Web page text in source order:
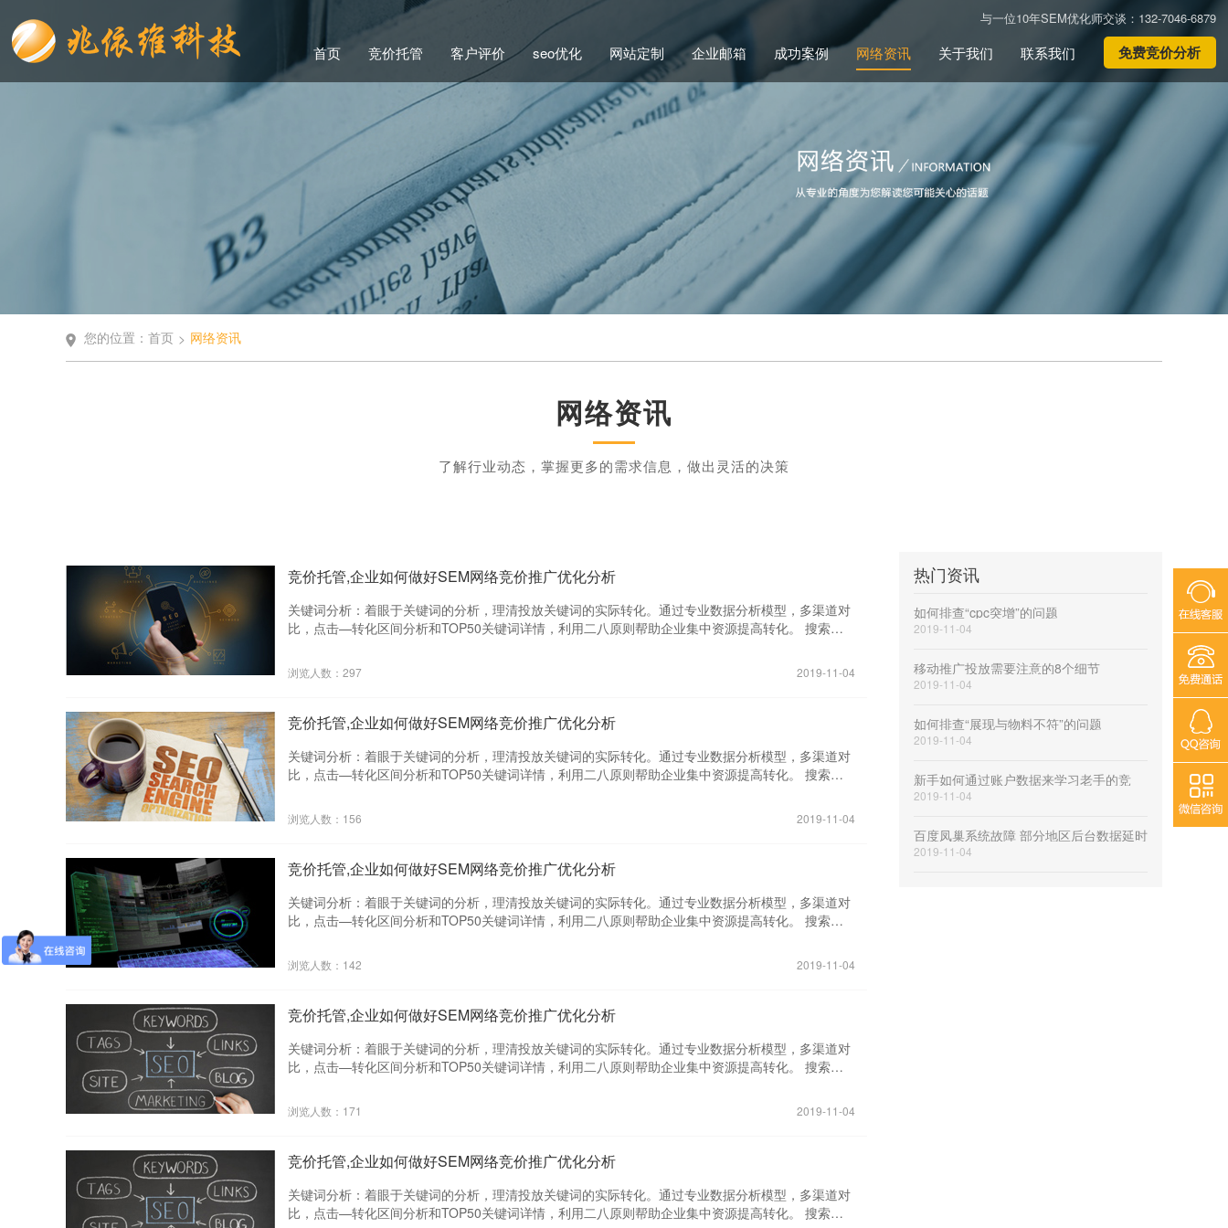
与一位10年SEM优化师交谈：132-7046-6879
首页 竞价托管 客户评价 seo优化 网站定制 企业邮箱 成功案例 网络资讯 关于我们 联系我们 免费竞价分析
您的位置： 首页 > 网络资讯
网络资讯
了解行业动态，掌握更多的需求信息，做出灵活的决策
竞价托管,企业如何做好SEM网络竞价推广优化分析
关键词分析：着眼于关键词的分析，理清投放关键词的实际转化。通过专业数据分析模型，多渠道对
比，点击—转化区间分析和TOP50关键词详情，利用二八原则帮助企业集中资源提高转化。 搜索词
和TOP50搜索词详情，帮助企业更快更优的更新关键词词库，从而提高转化。 创意分析：对企业投
放账户的创意转化数据进行分析，通过专业数据分析模型，多渠道对比和创意转化详情，帮助企业关
帮助企业跳出只关注SEM本身转化的怪圈，打通营销和销售两条数据路径，帮助企业真正理清能带来
落地页带来的所有数据，打通展现、点击、咨询、资源、线索和商机整个路径，从而更深刻的了解每
个落地页的调整方向。 咨询分析：通过一个连接点进行多个渠道的IM咨询数据整合，帮助企业获取
分析：通过用户的行为数据，企业可以拼接多个用户画像，用于标识不同行业，渠道，地域和分级人
群，从而针对不同的用户群体进行不同的孵化管理，提高了效率，降低了成本。 时段分析：通过基于
段制定特定的推广策略，减少不必要的支出。 地域分析：基于多个渠道多个地域的分析，对比每个地
分析：基于关键的人群特点，以及整合的其他相关数据，分析核心人群年龄，兴趣，教育等多维度对
投入产出比及转化数据情况，从而有针对的进行人群精准定位。
浏览人数：297 2019-11-04
竞价托管,企业如何做好SEM网络竞价推广优化分析
关键词分析：着眼于关键词的分析，理清投放关键词的实际转化。通过专业数据分析模型，多渠道对
比，点击—转化区间分析和TOP50关键词详情，利用二八原则帮助企业集中资源提高转化。 搜索词
和TOP50搜索词详情，帮助企业更快更优的更新关键词词库，从而提高转化。 创意分析：对企业投
放账户的创意转化数据进行分析，通过专业数据分析模型，多渠道对比和创意转化详情，帮助企业关
帮助企业跳出只关注SEM本身转化的怪圈，打通营销和销售两条数据路径，帮助企业真正理清能带来
落地页带来的所有数据，打通展现、点击、咨询、资源、线索和商机整个路径，从而更深刻的了解每
个落地页的调整方向。 咨询分析：通过一个连接点进行多个渠道的IM咨询数据整合，帮助企业获取
分析：通过用户的行为数据，企业可以拼接多个用户画像，用于标识不同行业，渠道，地域和分级人
群，从而针对不同的用户群体进行不同的孵化管理，提高了效率，降低了成本。 时段分析：通过基于
段制定特定的推广策略，减少不必要的支出。 地域分析：基于多个渠道多个地域的分析，对比每个地
分析：基于关键的人群特点，以及整合的其他相关数据，分析核心人群年龄，兴趣，教育等多维度对
投入产出比及转化数据情况，从而有针对的进行人群精准定位。
浏览人数：156 2019-11-04
竞价托管,企业如何做好SEM网络竞价推广优化分析
关键词分析：着眼于关键词的分析，理清投放关键词的实际转化。通过专业数据分析模型，多渠道对
比，点击—转化区间分析和TOP50关键词详情，利用二八原则帮助企业集中资源提高转化。 搜索词
和TOP50搜索词详情，帮助企业更快更优的更新关键词词库，从而提高转化。 创意分析：对企业投
放账户的创意转化数据进行分析，通过专业数据分析模型，多渠道对比和创意转化详情，帮助企业关
帮助企业跳出只关注SEM本身转化的怪圈，打通营销和销售两条数据路径，帮助企业真正理清能带来
落地页带来的所有数据，打通展现、点击、咨询、资源、线索和商机整个路径，从而更深刻的了解每
个落地页的调整方向。 咨询分析：通过一个连接点进行多个渠道的IM咨询数据整合，帮助企业获取
分析：通过用户的行为数据，企业可以拼接多个用户画像，用于标识不同行业，渠道，地域和分级人
群，从而针对不同的用户群体进行不同的孵化管理，提高了效率，降低了成本。 时段分析：通过基于
段制定特定的推广策略，减少不必要的支出。 地域分析：基于多个渠道多个地域的分析，对比每个地
分析：基于关键的人群特点，以及整合的其他相关数据，分析核心人群年龄，兴趣，教育等多维度对
投入产出比及转化数据情况，从而有针对的进行人群精准定位。
浏览人数：142 2019-11-04
竞价托管,企业如何做好SEM网络竞价推广优化分析
关键词分析：着眼于关键词的分析，理清投放关键词的实际转化。通过专业数据分析模型，多渠道对
比，点击—转化区间分析和TOP50关键词详情，利用二八原则帮助企业集中资源提高转化。 搜索词
和TOP50搜索词详情，帮助企业更快更优的更新关键词词库，从而提高转化。 创意分析：对企业投
放账户的创意转化数据进行分析，通过专业数据分析模型，多渠道对比和创意转化详情，帮助企业关
帮助企业跳出只关注SEM本身转化的怪圈，打通营销和销售两条数据路径，帮助企业真正理清能带来
落地页带来的所有数据，打通展现、点击、咨询、资源、线索和商机整个路径，从而更深刻的了解每
个落地页的调整方向。 咨询分析：通过一个连接点进行多个渠道的IM咨询数据整合，帮助企业获取
浏览人数：171 2019-11-04
竞价托管,企业如何做好SEM网络竞价推广优化分析
关键词分析：着眼于关键词的分析，理清投放关键词的实际转化。通过专业数据分析模型，多渠道对
比，点击—转化区间分析和TOP50关键词详情，利用二八原则帮助企业集中资源提高转化。 搜索词
热门资讯
如何排查“cpc突增”的问题
2019-11-04
移动推广投放需要注意的8个细节
2019-11-04
如何排查“展现与物料不符”的问题
2019-11-04
新手如何通过账户数据来学习老手的竞
2019-11-04
百度凤巢系统故障 部分地区后台数据延时
2019-11-04